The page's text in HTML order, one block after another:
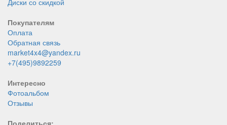
Диски со скидкой
Покупателям
Оплата
Обратная связь
market4x4@yandex.ru
+7(495)9892259
Интересно
Фотоальбом
Отзывы